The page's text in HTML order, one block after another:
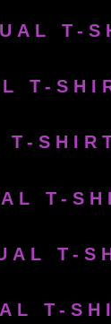
T-
T-
T-
T-
T-
T-